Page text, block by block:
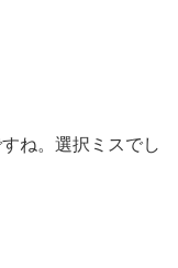
ね。選択ミスでし